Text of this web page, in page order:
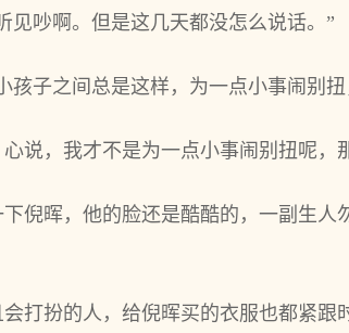
见吵啊。但是这几天都没怎么说话。”
孩子之间总是这样，为一点小事闹别
说，我才不是为一点小事闹别扭呢，
倪晖，他的脸还是酷酷的，一副生
打扮的人，给倪晖买的衣服也都紧跟